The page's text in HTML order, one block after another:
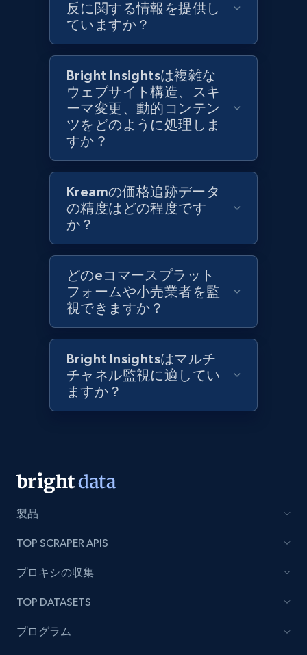
Zara - Products
Category id, Product id, Product name, Price,
208+ 今すぐ始める
Zara - Products - discovery by category url
Category id, Product id, Product name, Price,
Currency, Colour code, Colour, Description, and
1.2K+ 208+ 今すぐ始める
Best Buy products
URL, Product id, Title, Images, Final price,
Currency, Discount, Initial price, and more.
1.1K+ 149+
products using specified keywords
Currency, Discount, Initial price, and more.
反に関する情報を提供し
ていますか？
Bright Insightsは複雑な
ウェブサイト構造、スキ
ーマ変更、動的コンテン
ツをどのように処理しま
すか？
Kreamの価格追跡データ
の精度はどの程度です
か？
どのeコマースプラット
フォームや小売業者を監
視できますか？
Bright Insightsはマルチ
チャネル監視に適してい
ますか？
製品
TOP SCRAPER APIS
プロキシの収集
TOP DATASETS
プログラム